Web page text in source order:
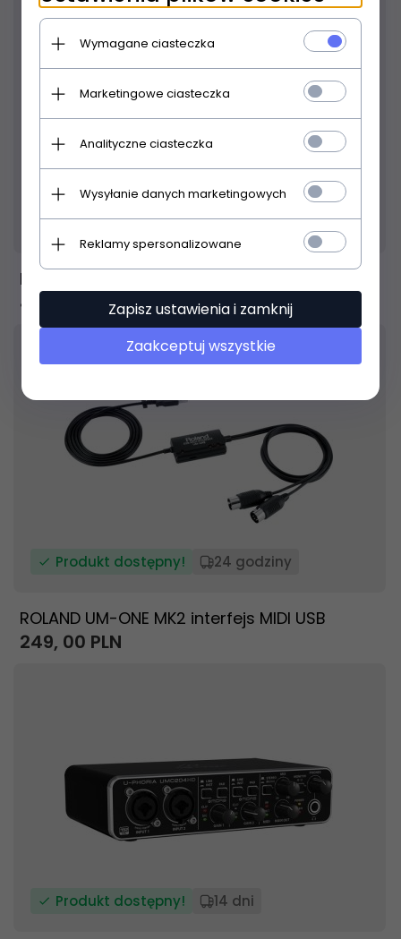
Produkt dostępny! 14 dni
Behringer UMC404HD interfejs
434, PLN
Produkt dostępny! 24 godziny
ROLAND UM-ONE MK2 interfejs MIDI USB
249, 00 PLN
Produkt dostępny! 14 dni
Wymagane ciasteczka
Marketingowe ciasteczka
Analityczne ciasteczka
Wysyłanie danych marketingowych
Reklamy spersonalizowane
Zapisz ustawienia i zamknij
Zaakceptuj wszystkie